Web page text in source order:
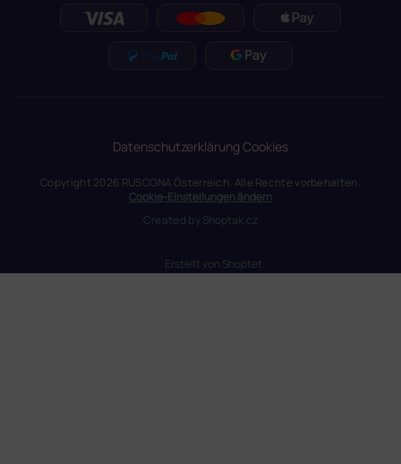
DatenschutzerklärungCookies
Erstellt von Shoptet
Copyright 2026 RUSCONA Österreich. Alle Rechte vorbehalten.
Cookie-Einstellungen ändern
Created byShoptak.cz